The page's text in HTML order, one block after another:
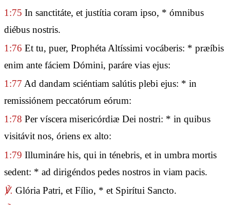
1:75 In sanctitáte, et justítia coram ipso, * ómnibus
diébus nostris.
1:76 Et tu, puer, Prophéta Altíssimi vocáberis: * præíbis
enim ante fáciem Dómini, paráre vias ejus:
1:77 Ad dandam sciéntiam salútis plebi ejus: * in
remissiónem peccatórum eórum:
1:78 Per víscera misericórdiæ Dei nostri: * in quibus
visitávit nos, óriens ex alto:
1:79 Illumináre his, qui in ténebris, et in umbra mortis
sedent: * ad dirigéndos pedes nostros in viam pacis.
℣. Glória Patri, et Fílio, * et Spirítui Sancto.